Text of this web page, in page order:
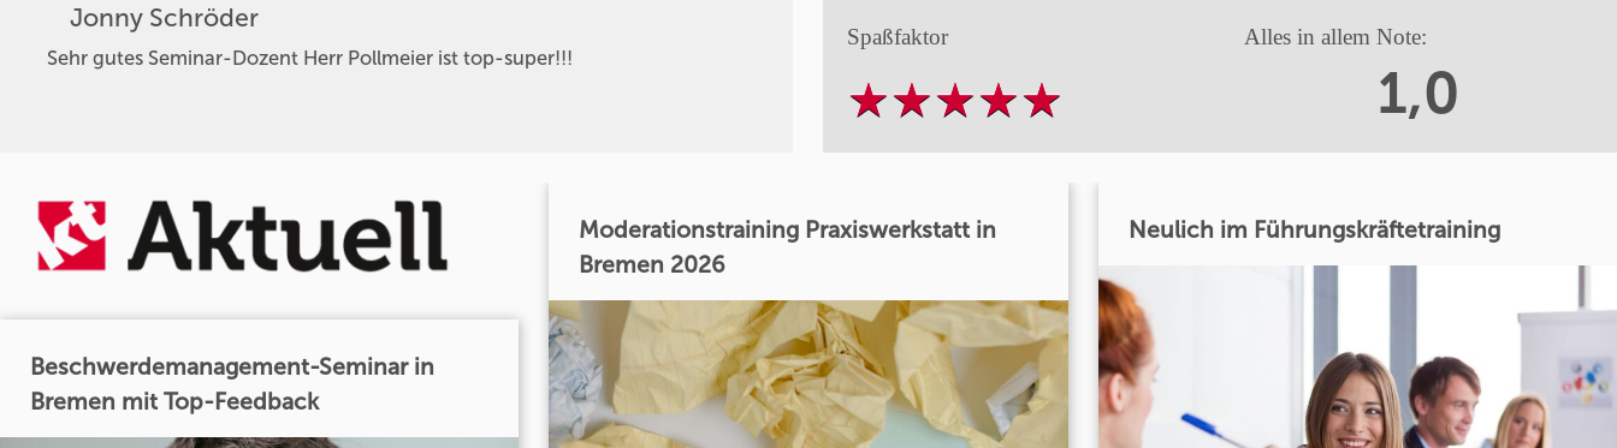
Jonny Schröder
Sehr gutes Seminar-Dozent Herr Pollmeier ist top-super!!!
Spaßfaktor Alles in allem Note:
1,0
Beschwerdemanagement-Seminar in
Bremen mit Top-Feedback
Moderationstraining Praxiswerkstatt in
Bremen 2026
Neulich im Führungskräftetraining